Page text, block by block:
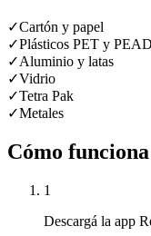
✓Cartón y papel
✓Plásticos PET y PEAD
✓Aluminio y latas
✓Vidrio
✓Tetra Pak
✓Metales
Cómo
1
Descargá la app